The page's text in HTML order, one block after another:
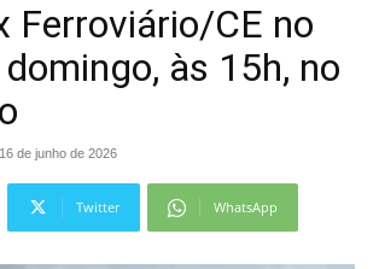
Ferroviário/CE no
às 15h, no
16 de junho de 2026
Twitter WhatsApp